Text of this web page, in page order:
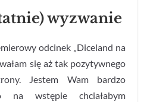
wyzwanie
odcinek „Diceland na
się aż tak pozytywnego
Jestem Wam bardzo
na wstępie chciałabym